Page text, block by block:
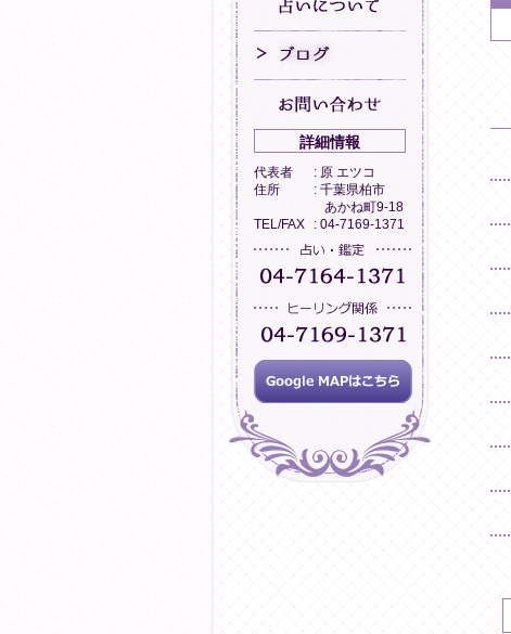
詳細情報
代表者
: 原 エツコ
住所
: 千葉県柏市
あかね町9-18
TEL/FAX
: 04-7169-1371